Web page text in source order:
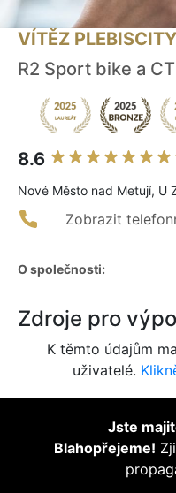
VÍTĚZ
R2 Sport bike a
8.6
Nové Město nad Metují, U
Zobrazit
O společnosti:
Zdroje pro
K těmto údajům
uživatelé.
Jste
Blahopřejeme!